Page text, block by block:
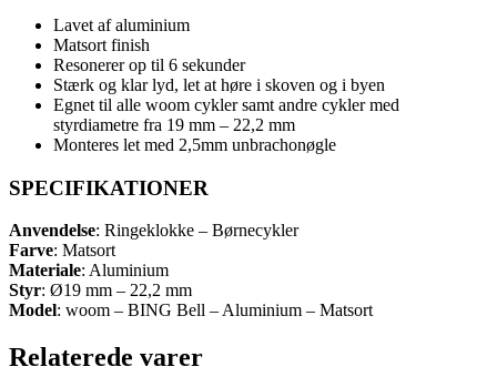
Lavet af aluminium
Matsort finish
Resonerer op til 6 sekunder
Stærk og klar lyd, let at høre i skoven og i byen
Egnet til alle woom cykler samt andre cykler med
styrdiametre fra 19 mm – 22,2 mm
Monteres let med 2,5mm unbrachonøgle
SPECIFIKATIONER
Anvendelse: Ringeklokke – Børnecykler
Farve: Matsort
Materiale: Aluminium
Styr: Ø19 mm – 22,2 mm
Model: woom – BING Bell – Aluminium – Matsort
Relaterede varer